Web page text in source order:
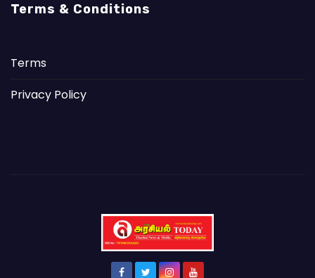
Terms & Conditions
Terms
Privacy Policy